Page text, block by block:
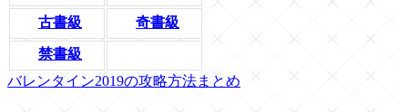
古書級 奇書級
禁書級
バレンタイン2019の攻略方法まとめ